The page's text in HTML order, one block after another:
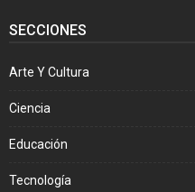
SECCIONES
Arte Y Cultura
Ciencia
Educación
Tecnología